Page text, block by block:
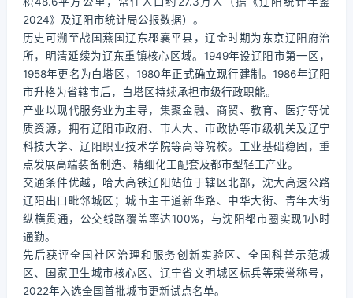
2024》及辽阳市统计局公报数据）。
历史可溯至战国燕国辽东郡襄平县，辽金时期为东京辽阳府治
所，明清延续为辽东重镇核心区域。1949年设辽阳市第一区，
1958年更名为白塔区，1980年正式确立现行建制。1986年辽阳
市升格为省辖市后，白塔区持续承担市级行政职能。
产业以现代服务业为主导，集聚金融、商贸、教育、医疗等优
质资源，拥有辽阳市政府、市人大、市政协等市级机关及辽宁
科技大学、辽阳职业技术学院等高等院校。工业基础稳固，重
点发展高端装备制造、精细化工配套及都市型轻工产业。
交通条件优越，哈大高铁辽阳站位于辖区北部，沈大高速公路
辽阳出口毗邻城区；城市主干道新华路、中华大街、青年大街
纵横贯通，公交线路覆盖率达100%，与沈阳都市圈实现1小时
通勤。
先后获评全国社区治理和服务创新实验区、全国科普示范城
区、国家卫生城市核心区、辽宁省文明城区标兵等荣誉称号，
2022年入选全国首批城市更新试点名单。